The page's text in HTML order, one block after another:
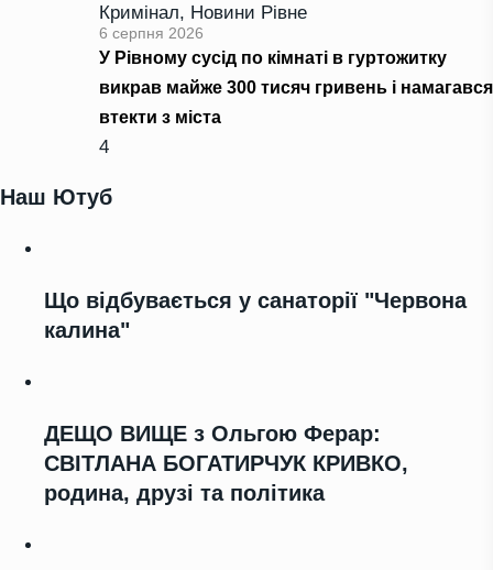
Кримінал, Новини Рівне
6 серпня 2026
У Рівному сусід по кімнаті в гуртожитку
викрав майже 300 тисяч гривень і намагався
втекти з міста
4
Наш Ютуб
Що відбувається у санаторії "Червона
калина"
ДЕЩО ВИЩЕ з Ольгою Ферар:
СВІТЛАНА БОГАТИРЧУК КРИВКО,
родина, друзі та політика